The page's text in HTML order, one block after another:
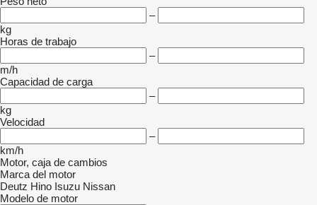
–
kg
Horas de trabajo
–
m/h
Capacidad de carga
–
kg
Velocidad
–
km/h
Motor, caja de cambios
Marca del motor
Deutz Hino Isuzu Nissan
Modelo de motor